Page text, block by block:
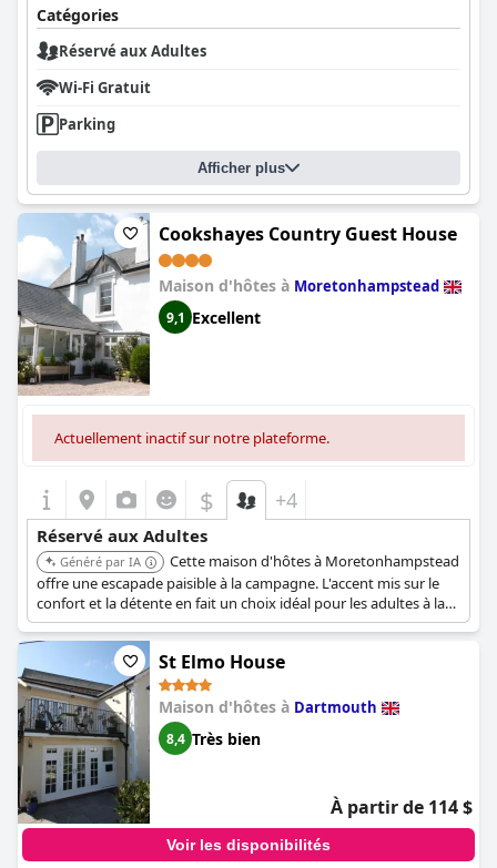
Catégories
Réservé aux Adultes
Wi-Fi Gratuit
Parking
Afficher plus
Cookshayes Country Guest House
Maison d'hôtes à Moretonhampstead
9,1 Excellent
Actuellement inactif sur notre plateforme.
$ +4
Réservé aux Adultes
Généré par IA
Cette maison d'hôtes à Moretonhampstead
offre une escapade paisible à la campagne. L'accent mis sur le
confort et la détente en fait un choix idéal pour les adultes à la
recherche d'une retraite paisible.
St Elmo House
Maison d'hôtes à Dartmouth
8,4 Très bien
À partir de 114 $
Voir les disponibilités